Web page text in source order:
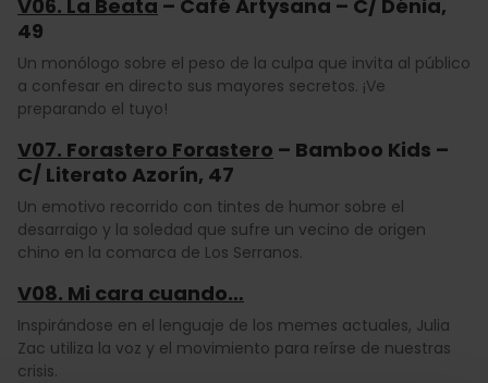
V06. La Beata – Café Artysana – C/ Dénia,
49
Un monólogo sobre el peso de la culpa que invita al público
a confesar en directo sus mayores secretos. ¡Ve
preparando el tuyo!
V07. Forastero Forastero – Bamboo Kids –
C/ Literato Azorín, 47
Un emotivo recorrido con tintes de humor sobre el
desarraigo y la soledad que sufre un vecino de origen
chino en la comarca de Los Serranos.
V08. Mi cara cuando…
Inspirándose en el lenguaje de los memes actuales, Julia
Zac utiliza la voz y el movimiento para reírse de nuestras
crisis.